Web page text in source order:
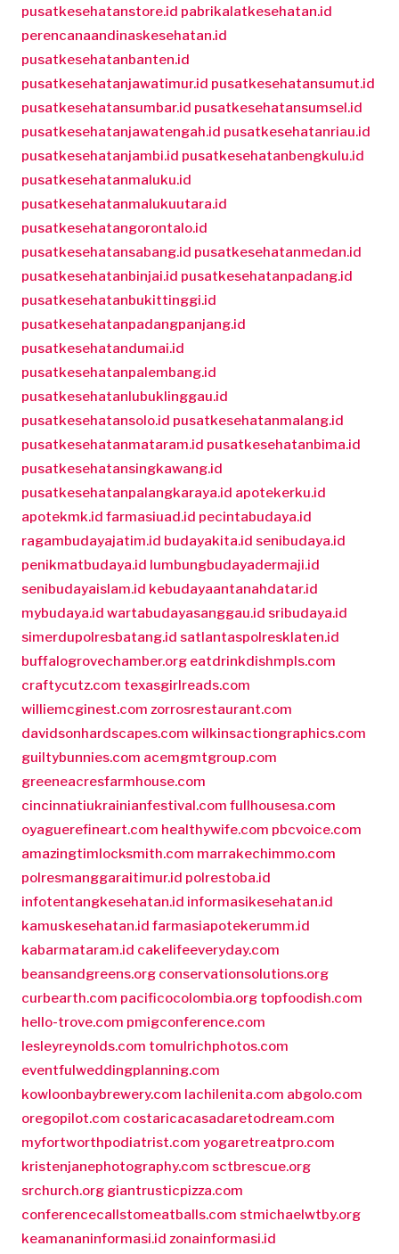
pusatkesehatanstore.id pabrikalatkesehatan.id
perencanaandinaskesehatan.id
pusatkesehatanbanten.id
pusatkesehatanjawatimur.id pusatkesehatansumut.id
pusatkesehatansumbar.id pusatkesehatansumsel.id
pusatkesehatanjawatengah.id pusatkesehatanriau.id
pusatkesehatanjambi.id pusatkesehatanbengkulu.id
pusatkesehatanmaluku.id
pusatkesehatanmalukuutara.id
pusatkesehatangorontalo.id
pusatkesehatansabang.id pusatkesehatanmedan.id
pusatkesehatanbinjai.id pusatkesehatanpadang.id
pusatkesehatanbukittinggi.id
pusatkesehatanpadangpanjang.id
pusatkesehatandumai.id
pusatkesehatanpalembang.id
pusatkesehatanlubuklinggau.id
pusatkesehatansolo.id pusatkesehatanmalang.id
pusatkesehatanmataram.id pusatkesehatanbima.id
pusatkesehatansingkawang.id
pusatkesehatanpalangkaraya.id apotekerku.id
apotekmk.id farmasiuad.id pecintabudaya.id
ragambudayajatim.id budayakita.id senibudaya.id
penikmatbudaya.id lumbungbudayadermaji.id
senibudayaislam.id kebudayaantanahdatar.id
mybudaya.id wartabudayasanggau.id sribudaya.id
simerdupolresbatang.id satlantaspolresklaten.id
buffalogrovechamber.org eatdrinkdishmpls.com
craftycutz.com texasgirlreads.com
williemcginest.com zorrosrestaurant.com
davidsonhardscapes.com wilkinsactiongraphics.com
guiltybunnies.com acemgmtgroup.com
greeneacresfarmhouse.com
cincinnatiukrainianfestival.com fullhousesa.com
oyaguerefineart.com healthywife.com pbcvoice.com
amazingtimlocksmith.com marrakechimmo.com
polresmanggaraitimur.id polrestoba.id
infotentangkesehatan.id informasikesehatan.id
kamuskesehatan.id farmasiapotekerumm.id
kabarmataram.id cakelifeeveryday.com
beansandgreens.org conservationsolutions.org
curbearth.com pacificocolombia.org topfoodish.com
hello-trove.com pmigconference.com
lesleyreynolds.com tomulrichphotos.com
eventfulweddingplanning.com
kowloonbaybrewery.com lachilenita.com abgolo.com
oregopilot.com costaricacasadaretodream.com
myfortworthpodiatrist.com yogaretreatpro.com
kristenjanephotography.com sctbrescue.org
srchurch.org giantrusticpizza.com
conferencecallstomeatballs.com stmichaelwtby.org
keamananinformasi.id zonainformasi.id